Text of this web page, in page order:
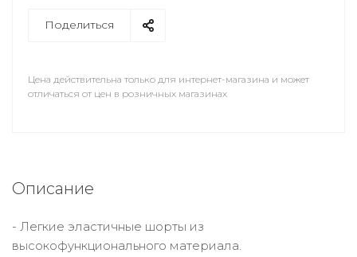
Поделиться
Цена действительна только для интернет-магазина и может
отличаться от цен в розничных магазинах
Описание
- Легкие эластичные шорты из
высокофункционального материала.